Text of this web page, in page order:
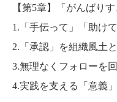
【第5章】「がんばり
1.「手伝って」「助け
2.「承認」を組織風土
3.無理なくフォローを
4.実践を支える「意義